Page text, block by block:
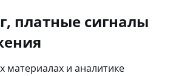
платные сигналы
материалах и аналитике